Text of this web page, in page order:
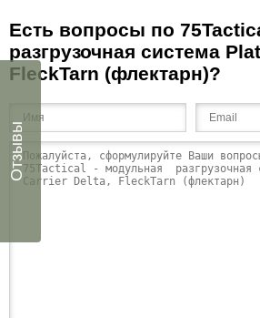
Есть вопросы по
разгрузочная система
FleckTarn (флектарн)?
Отзывы